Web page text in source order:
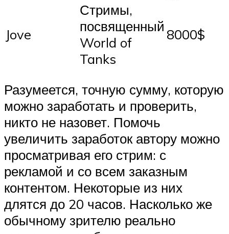
Jove
Стримы,
посвященный
World of
Tanks
8000$
Разумеется, точную сумму, которую
можно заработать и проверить,
никто не назовет. Помочь
увеличить заработок автору можно
просматривая его стрим: с
рекламой и со всем заказным
контентом. Некоторые из них
длятся до 20 часов. Насколько же
обычному зрителю реально